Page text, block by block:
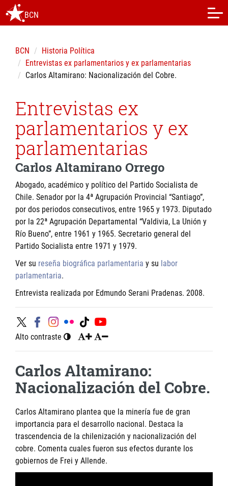
BCN
BCN
Historia Política
Entrevistas ex parlamentarios y ex parlamentarias
Carlos Altamirano: Nacionalización del Cobre.
Entrevistas ex
parlamentarios y ex
parlamentarias
Carlos Altamirano Orrego
Abogado, académico y político del Partido Socialista de
Chile. Senador por la 4ª Agrupación Provincial “Santiago”,
por dos periodos consecutivos, entre 1965 y 1973. Diputado
por la 22ª Agrupación Departamental “Valdivia, La Unión y
Río Bueno”, entre 1961 y 1965. Secretario general del
Partido Socialista entre 1971 y 1979.
Ver su reseña biográfica parlamentaria y su labor
parlamentaria.
Entrevista realizada por Edmundo Serani Pradenas. 2008.
Alto contraste
Carlos Altamirano:
Nacionalización del Cobre.
Carlos Altamirano plantea que la minería fue de gran
importancia para el desarrollo nacional. Destaca la
trascendencia de la chilenización y nacionalización del
cobre. Comenta cuales fueron sus efectos durante los
gobiernos de Frei y Allende.